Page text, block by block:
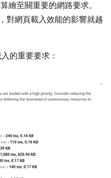
繪至關重要的網路要求。
對網頁載入效能的影響就越
的重要要求：